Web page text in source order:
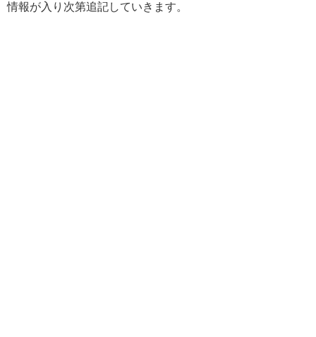
情報が入り次第追記していきます。